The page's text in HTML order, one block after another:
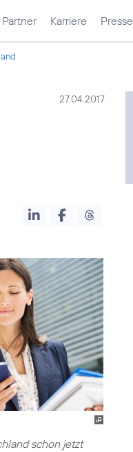
Partner Karriere Presse
27.04.2017
schon jetzt